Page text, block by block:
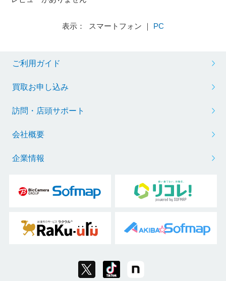
表示： スマートフォン ｜ PC
ご利用ガイド
買取お申し込み
訪問・店頭サポート
会社概要
企業情報